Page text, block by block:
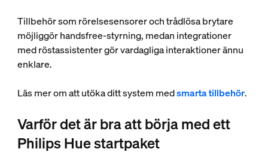
Tillbehör som rörelsesensorer och trådlösa brytare
möjliggör handsfree-styrning, medan integrationer
med röstassistenter gör vardagliga interaktioner ännu
enklare.
Läs mer om att utöka ditt system medsmarta tillbehör.
Varför det är bra att börja med ett
Philips Hue startpaket